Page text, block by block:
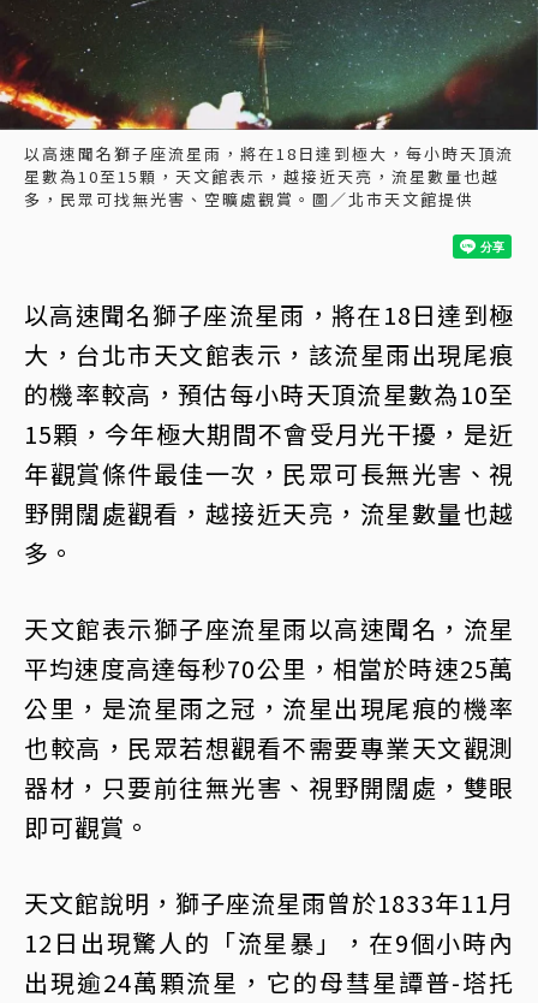
以高速聞名獅子座流星雨，將在18日達到極大，每小時天頂流
星數為10至15顆，天文館表示，越接近天亮，流星數量也越
多，民眾可找無光害、空曠處觀賞。圖／北市天文館提供
以高速聞名獅子座流星雨，將在18日達到極
大，台北市天文館表示，該流星雨出現尾痕
的機率較高，預估每小時天頂流星數為10至
15顆，今年極大期間不會受月光干擾，是近
年觀賞條件最佳一次，民眾可長無光害、視
野開闊處觀看，越接近天亮，流星數量也越
多。
天文館表示獅子座流星雨以高速聞名，流星
平均速度高達每秒70公里，相當於時速25萬
公里，是流星雨之冠，流星出現尾痕的機率
也較高，民眾若想觀看不需要專業天文觀測
器材，只要前往無光害、視野開闊處，雙眼
即可觀賞。
天文館說明，獅子座流星雨曾於1833年11月
12日出現驚人的「流星暴」，在9個小時內
出現逾24萬顆流星，它的母彗星譚普-塔托